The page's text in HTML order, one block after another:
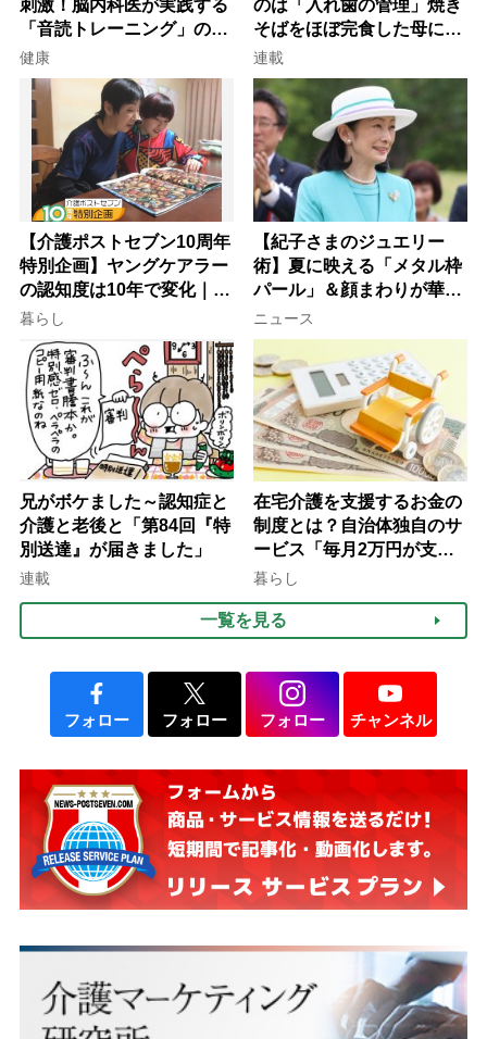
刺激！脳内科医が実践する
「音読トレーニング」の極
意
健康
のは「入れ歯の管理」焼き
そばをほぼ完食した母に息
子が血の気が引いた理由
連載
【介護ポストセブン10周年
特別企画】ヤングケアラー
の認知度は10年で変化｜流
行語大賞にノミネート、法
律にも明記されたが果たし
て現在は？
暮らし
【紀子さまのジュエリー
術】夏に映える「メタル枠
パール」＆顔まわりが華や
ぐ「揺れる一粒」の使い分
け方
ニュース
兄がボケました～認知症と
介護と老後と「第84回『特
別送達』が届きました」
連載
在宅介護を支援するお金の
制度とは？自治体独自のサ
ービス「毎月2万円が支給
される」ケースも【FP解
暮らし
一覧を見る
フォロー フォロー フォロー チャンネル